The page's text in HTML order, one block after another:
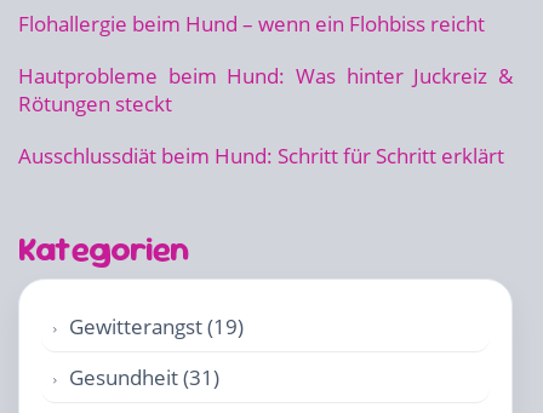
Flohallergie beim Hund – wenn ein Flohbiss reicht
Hautprobleme beim Hund: Was hinter Juckreiz &
Rötungen steckt
Ausschlussdiät beim Hund: Schritt für Schritt erklärt
Kategorien
Gewitterangst (19)
Gesundheit (31)